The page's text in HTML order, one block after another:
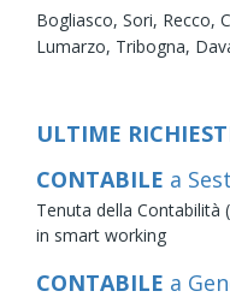
Bogliasco, Sori, Recco,
Lumarzo, Tribogna,
ULTIME
CONTABILE a
Tenuta della Contabilità
in smart working
CONTABILE a